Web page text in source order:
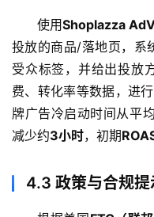
跨
境
资
讯
使用Shoplazza
投放的商品/落地页，系
受众标签，并给出投放
费、转化率等数据，进行
牌广告冷启动时间从平均
减少约3小时，初期
4.3 政策与合规提